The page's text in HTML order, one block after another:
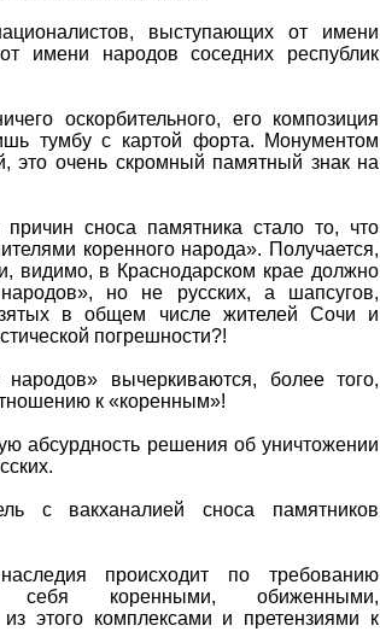
выступающих от имени
имени народов соседних республик
оскорбительного, его композиция
тумбу с картой форта. Монументом
это очень скромный памятный знак на
сноса памятника стало то, что
коренного народа». Получается,
видимо, в Краснодарском крае должно
но не русских, а шапсугов,
в общем числе жителей Сочи и
погрешности?!
вычеркиваются, более того,
к «коренным»!
абсурдность решения об уничтожении
с вакханалией сноса памятников
происходит по требованию
себя коренными, обиженными,
этого комплексами и претензиями к